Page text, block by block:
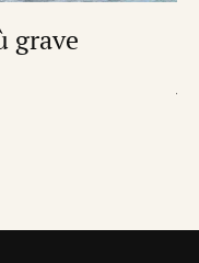
grave